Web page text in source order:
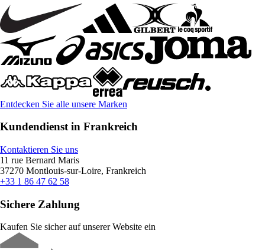
Entdecken Sie alle unsere Marken
Kundendienst in Frankreich
Kontaktieren Sie uns
11 rue Bernard Maris
37270 Montlouis-sur-Loire, Frankreich
+33 1 86 47 62 58
Sichere Zahlung
Kaufen Sie sicher auf unserer Website ein